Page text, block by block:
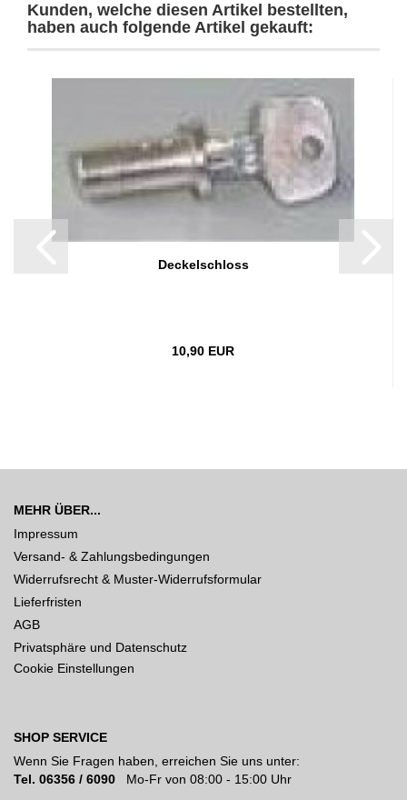
Kunden, welche diesen Artikel bestellten,
haben auch folgende Artikel gekauft:
Deckelschloss
10,90 EUR
MEHR ÜBER...
Impressum
Versand- & Zahlungsbedingungen
Widerrufsrecht & Muster-Widerrufsformular
Lieferfristen
AGB
Privatsphäre und Datenschutz
Cookie Einstellungen
SHOP SERVICE
Wenn Sie Fragen haben, erreichen Sie uns unter:
Tel. 06356 / 6090 Mo-Fr von 08:00 - 15:00 Uhr